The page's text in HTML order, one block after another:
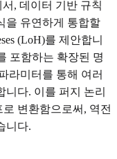
서, 데이터 기반 규칙
을 유연하게 통합할
(LoH)를 제안합니
포함하는 확장된 명
라미터를 통해 여러
다. 이를 퍼지 논리
변환함으로써, 역전
니다.